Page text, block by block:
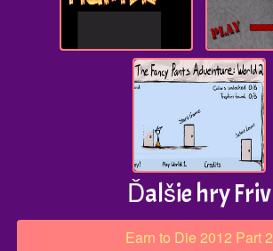
Ďalšie hry Friv
Earn to Die 2012 Part 2